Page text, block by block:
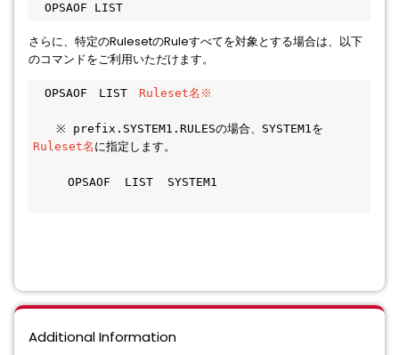
OPSAOF LIST
さらに、特定のRulesetのRuleすべてを対象とする場合は、以下
のコマンドをご利用いただけます。
OPSAOF　LIST Ruleset名※
※ prefix.SYSTEM1.RULESの場合、SYSTEM1を
Ruleset名 に指定します。
OPSAOF  LIST  SYSTEM1
Additional Information